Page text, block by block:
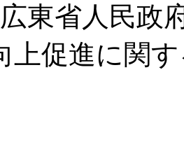
東省人民政
上促進に関